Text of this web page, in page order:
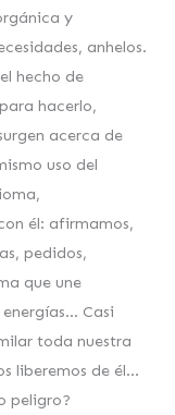
y
anhelos.
hecho de
hacerlo,
acerca de
uso del
él: afirmamos,
pedidos,
que une
Casi
toda nuestra
liberemos de él…
peligro?